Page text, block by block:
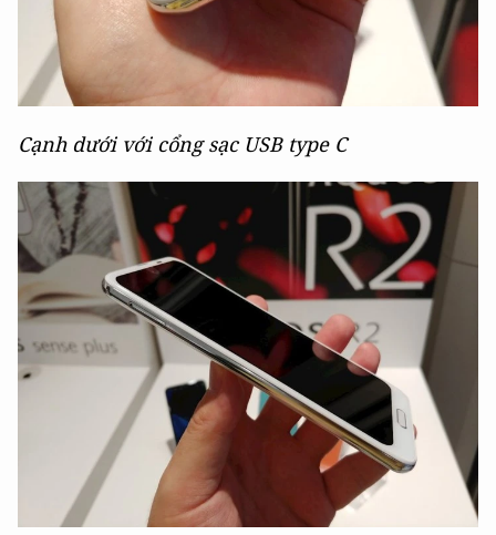
Cạnh dưới với cổng sạc USB type C